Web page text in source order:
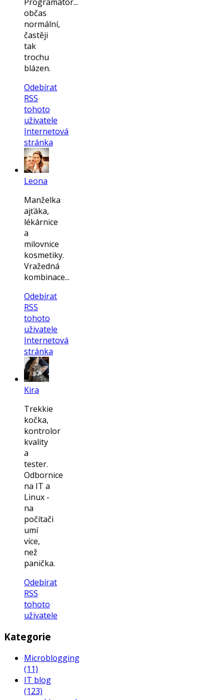
občas
normální,
častěji
tak
trochu
blázen.
Odebírat
RSS
tohoto
uživatele
Internetová
stránka
Leona
Manželka
ajťáka,
lékárnice
a
milovnice
kosmetiky.
Vražedná
kombinace...
Odebírat
RSS
tohoto
uživatele
Internetová
stránka
Kira
Trekkie
kočka,
kontrolor
kvality
a
tester.
Odbornice
na IT a
Linux -
na
počítači
umí
více,
než
panička.
Odebírat
RSS
tohoto
uživatele
Kategorie
Microblogging
(11)
IT blog
(123)